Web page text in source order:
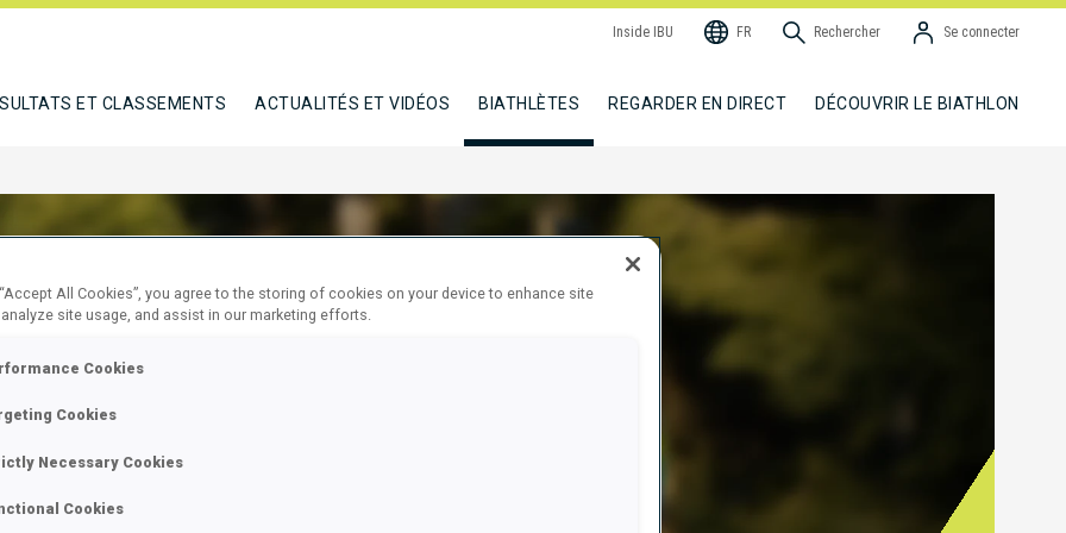
Inside IBU FR Rechercher Se connecter
ET CLASSEMENTS ACTUALITÉS ET VIDÉOS BIATHLÈTES REGARDER EN DIRECT DÉCOUVRIR LE BIATHLON
VASILEIOS
All Cookies”, you agree to the storing of cookies on your device to enhance site
site usage, and assist in our marketing efforts.
Cookies
Cookies
Necessary Cookies
Cookies